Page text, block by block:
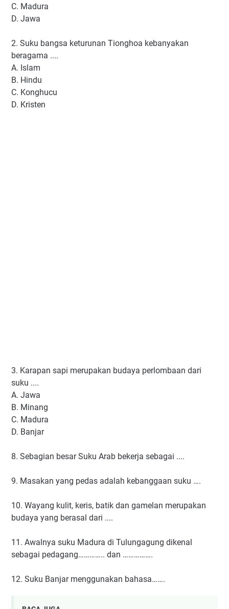
C. Madura
D. Jawa
2. Suku bangsa keturunan Tionghoa kebanyakan
beragama ....
A. Islam
B. Hindu
C. Konghucu
D. Kristen
3. Karapan sapi merupakan budaya perlombaan dari
suku ....
A. Jawa
B. Minang
C. Madura
D. Banjar
8. Sebagian besar Suku Arab bekerja sebagai ....
9. Masakan yang pedas adalah kebanggaan suku ….
10. Wayang kulit, keris, batik dan gamelan merupakan
budaya yang berasal dari ....
11. Awalnya suku Madura di Tulungagung dikenal
sebagai pedagang………….. dan …………….
12. Suku Banjar menggunakan bahasa…….